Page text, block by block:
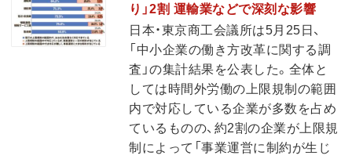
り」2割 運輸業などで深刻な影響
日本・東京商工会議所は5月25日、
「中小企業の働き方改革に関する調
査」の集計結果を公表した。全体と
しては時間外労働の上限規制の範囲
内で対応している企業が多数を占め
ているものの、約2割の企業が上限規
制によって「事業運営に制約が生じ